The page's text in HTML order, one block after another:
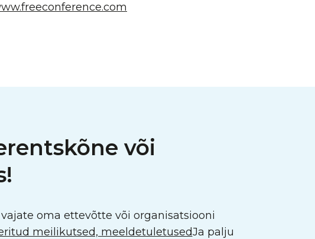
või
oma ettevõtte või organisatsiooni
meilikutsed, meeldetuletusedJa palju